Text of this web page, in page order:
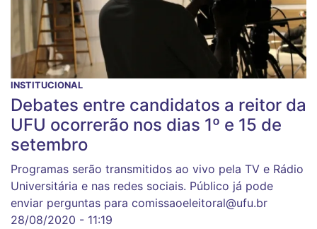
INSTITUCIONAL
Debates entre candidatos a reitor da
UFU ocorrerão nos dias 1º e 15 de
setembro
Programas serão transmitidos ao vivo pela TV e Rádio
Universitária e nas redes sociais. Público já pode
enviar perguntas para comissaoeleitoral@ufu.br
28/08/2020 - 11:19